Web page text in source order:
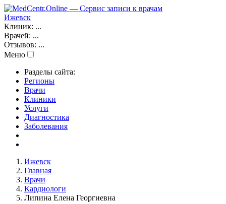
Ижевск
Клиник: ...
Врачей: ...
Отзывов: ...
Меню
Разделы сайта:
Регионы
Врачи
Клиники
Услуги
Диагностика
Заболевания
Ижевск
Главная
Врачи
Кардиологи
Липина Елена Георгиевна